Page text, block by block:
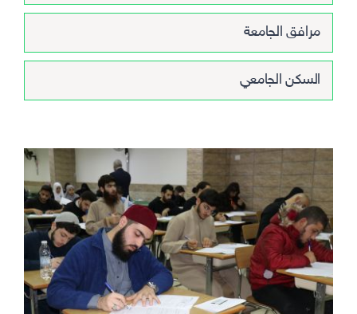
مرافق الجامعة
السكن الجامعي